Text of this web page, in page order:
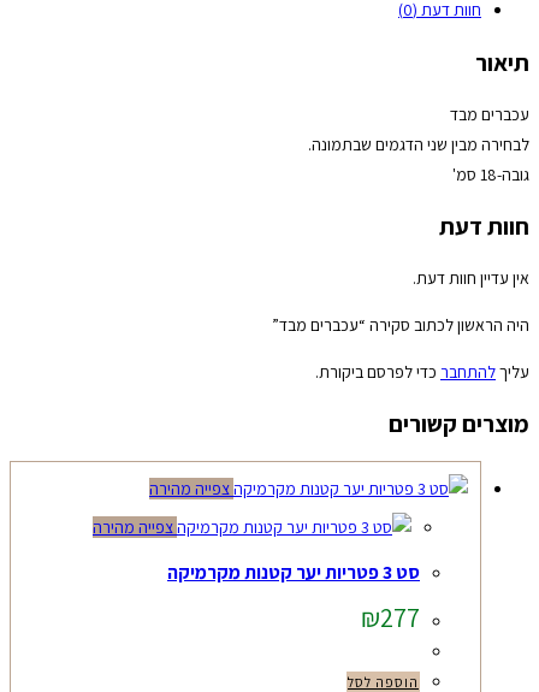
חוות דעת (0)
תיאור
עכברים מבד
לבחירה מבין שני הדגמים שבתמונה.
גובה-18 סמ'
חוות דעת
אין עדיין חוות דעת.
היה הראשון לכתוב סקירה “עכברים מבד”
עליךלהתחבר כדי לפרסם ביקורת.
מוצרים קשורים
צפייה מהירה
צפייה מהירה
סט 3 פטריות יער קטנות מקרמיקה
₪277
הוספה לסל